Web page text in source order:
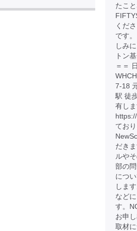
たこ
くだ
です
しみ
トン
＝＝
7-18
駅 徒
有し
てお
だき
ルや
部の
につ
しま
など
す。
お申
取材